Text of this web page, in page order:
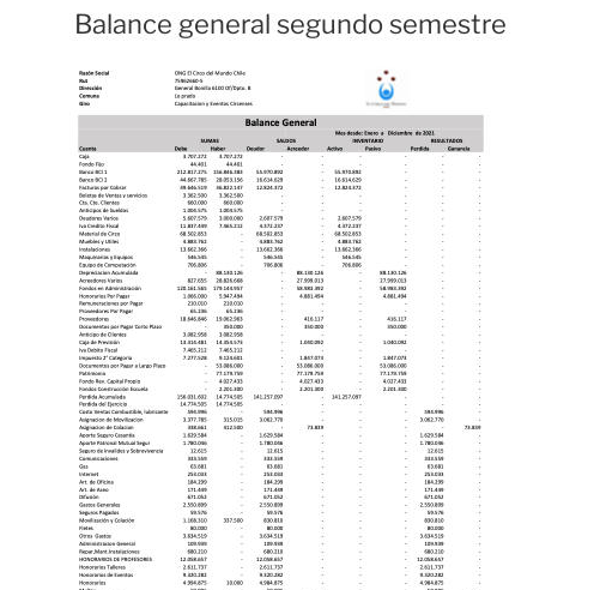
Balance general segundo semestre